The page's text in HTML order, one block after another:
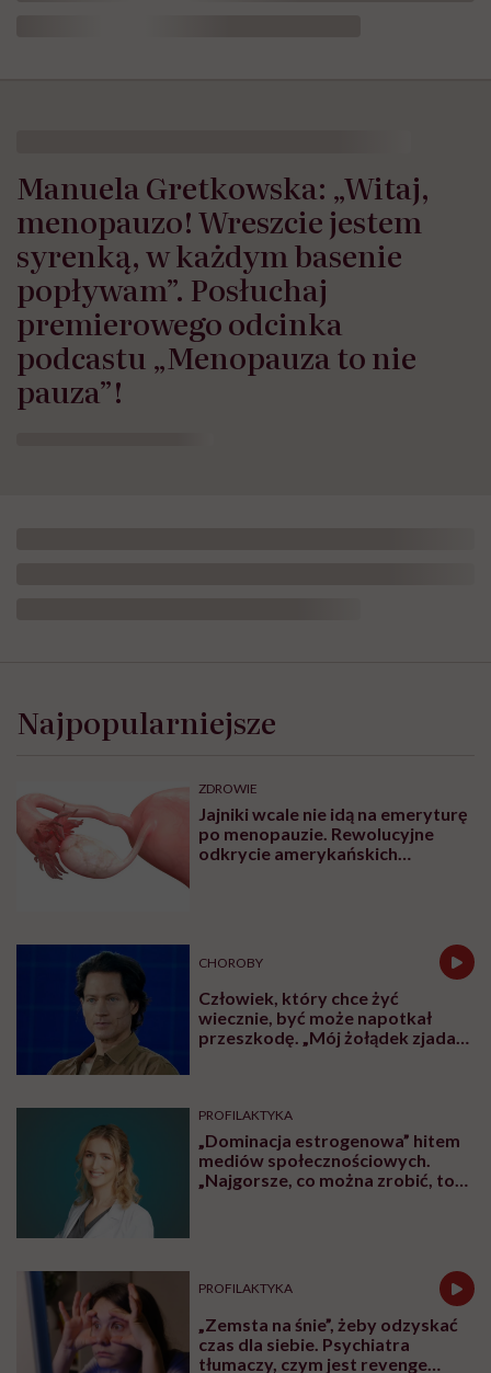
Manuela Gretkowska: „Witaj,
menopauzo! Wreszcie jestem
syrenką, w każdym basenie
popływam”. Posłuchaj
premierowego odcinka
podcastu „Menopauza to nie
pauza”!
Najpopularniejsze
ZDROWIE
Jajniki wcale nie idą na emeryturę
po menopauzie. Rewolucyjne
odkrycie amerykańskich
CHOROBY
Człowiek, który chce żyć
wiecznie, być może napotkał
przeszkodę. „Mój żołądek zjada
PROFILAKTYKA
„Dominacja estrogenowa” hitem
mediów społecznościowych.
„Najgorsze, co można zrobić, to
PROFILAKTYKA
„Zemsta na śnie”, żeby odzyskać
czas dla siebie. Psychiatra
tłumaczy, czym jest revenge